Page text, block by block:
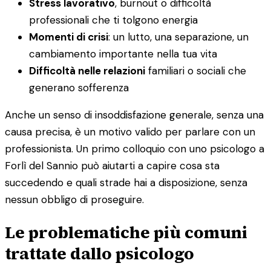
Stress lavorativo, burnout o difficoltà
professionali che ti tolgono energia
Momenti di crisi: un lutto, una separazione, un
cambiamento importante nella tua vita
Difficoltà nelle relazioni familiari o sociali che
generano sofferenza
Anche un senso di insoddisfazione generale, senza una
causa precisa, è un motivo valido per parlare con un
professionista. Un primo colloquio con uno psicologo a
Forlì del Sannio può aiutarti a capire cosa sta
succedendo e quali strade hai a disposizione, senza
nessun obbligo di proseguire.
Le problematiche più comuni
trattate dallo psicologo